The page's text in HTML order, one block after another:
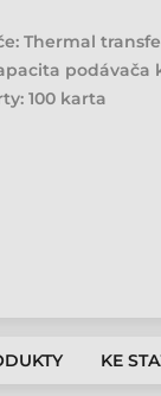
Thermal
podávača
100 karta
KE